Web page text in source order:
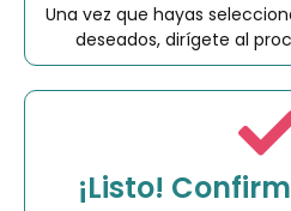
Una vez que hayas
deseados, dirígete al
¡Listo!